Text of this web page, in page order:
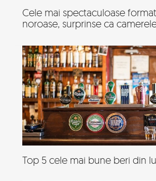
Cele mai spectaculoase
noroase, surprinse ca
Top 5 cele mai bune beri din